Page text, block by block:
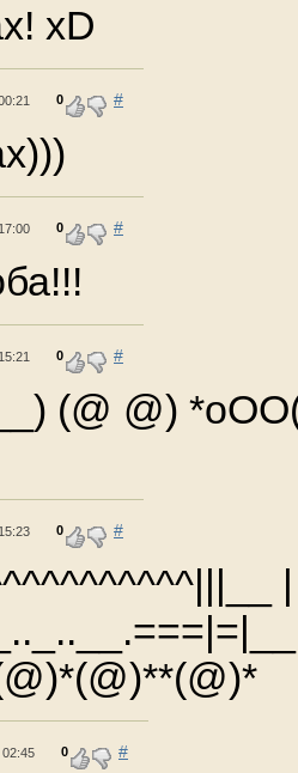
xD
0 #
0 #
0 #
(@ @)
0 #
0 #